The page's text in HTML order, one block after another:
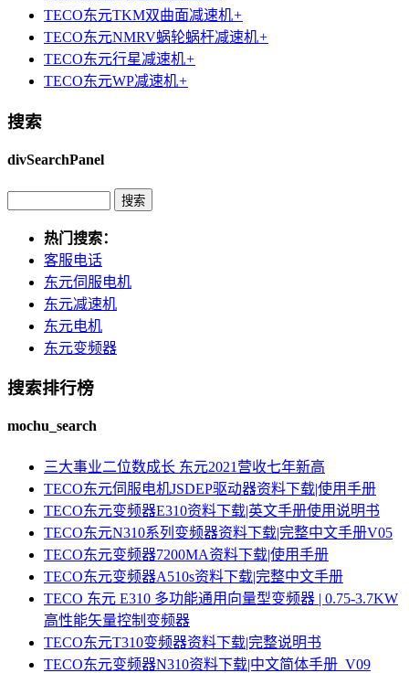
TECO东元TKM双曲面减速机+
TECO东元NMRV蜗轮蜗杆减速机+
TECO东元行星减速机+
TECO东元WP减速机+
搜索
divSearchPanel
热门搜索：
客服电话
东元伺服电机
东元减速机
东元电机
东元变频器
搜索排行榜
mochu_search
三大事业二位数成长 东元2021营收七年新高
TECO东元伺服电机JSDEP驱动器资料下载|使用手册
TECO东元变频器E310资料下载|英文手册使用说明书
TECO东元N310系列变频器资料下载|完整中文手册V05
TECO东元变频器7200MA资料下载|使用手册
TECO东元变频器A510s资料下载|完整中文手册
TECO 东元 E310 多功能通用向量型变频器 | 0.75-3.7KW
高性能矢量控制变频器
TECO东元T310变频器资料下载|完整说明书
TECO东元变频器N310资料下载|中文简体手册_V09